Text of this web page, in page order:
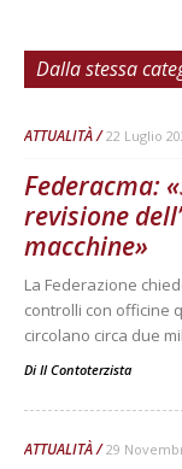
Dalla stessa
ATTUALITÀ 22 Luglio
Federacma:
revisione
macchine»
La Federazione
controlli con officine
circolano circa due
Di Il Contoterzista
ATTUALITÀ 29